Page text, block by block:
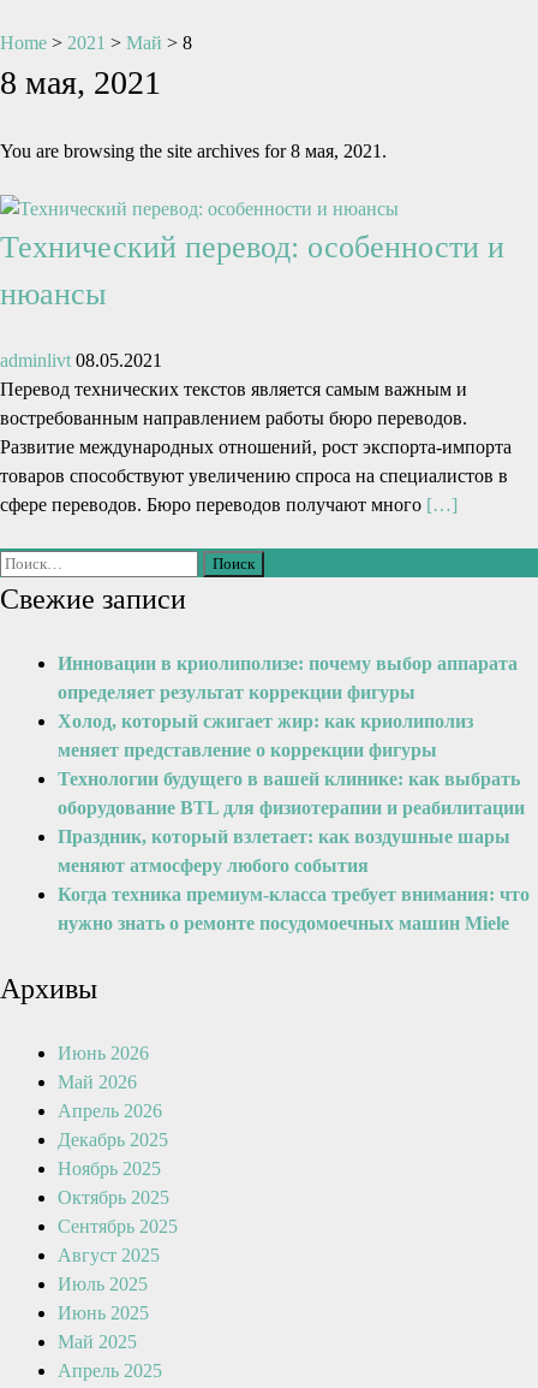
Home > 2021 > Май > 8
8 мая, 2021
You are browsing the site archives for 8 мая, 2021.
Технический перевод: особенности и
нюансы
adminlivt 08.05.2021
Перевод технических текстов является самым важным и
востребованным направлением работы бюро переводов.
Развитие международных отношений, рост экспорта-импорта
товаров способствуют увеличению спроса на специалистов в
сфере переводов. Бюро переводов получают много […]
Свежие записи
Инновации в криолиполизе: почему выбор аппарата
определяет результат коррекции фигуры
Холод, который сжигает жир: как криолиполиз
меняет представление о коррекции фигуры
Технологии будущего в вашей клинике: как выбрать
оборудование BTL для физиотерапии и реабилитации
Праздник, который взлетает: как воздушные шары
меняют атмосферу любого события
Когда техника премиум-класса требует внимания: что
нужно знать о ремонте посудомоечных машин Miele
Архивы
Июнь 2026
Май 2026
Апрель 2026
Декабрь 2025
Ноябрь 2025
Октябрь 2025
Сентябрь 2025
Август 2025
Июль 2025
Июнь 2025
Май 2025
Апрель 2025